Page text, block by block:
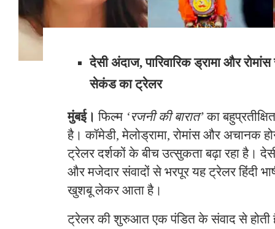
देसी अंदाज, पारिवारिक ड्रामा और
सेकंड का ट्रेलर
मुंबई। फिल्म ‘रजनी की बारात’का
है। कॉमेडी, मेलोड्रामा, रोमांस और अचानक
ट्रेलर दर्शकों के बीच उत्सुकता बढ़ा रहा है। देसी
और मजेदार संवादों से भरपूर यह ट्रेलर हिंदी
खुशबू लेकर आता है।
ट्रेलर की शुरुआत एक पंडित के संवाद से होती